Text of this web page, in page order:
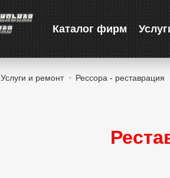
Каталог фирм
Услуги и ремонт Рессора - реставрация